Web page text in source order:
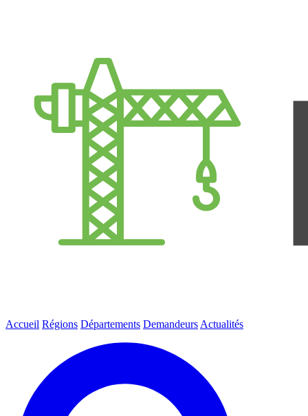
Accueil Régions Départements Demandeurs Actualités